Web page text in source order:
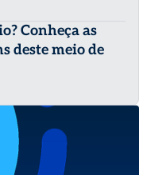
Conheça as
deste meio de